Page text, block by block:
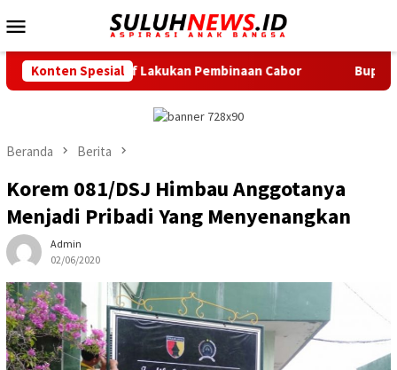
ke
Mobile
Konten Spesial
Lakukan Pembinaan Cabor Bupati Serang Lepas 20
Beranda Berita
Korem 081/DSJ Himbau Anggotanya
Menjadi Pribadi Yang Menyenangkan
Admin
02/06/2020